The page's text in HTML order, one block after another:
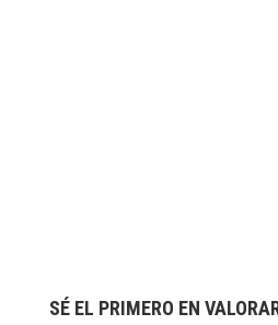
SÉ EL PRIMERO EN